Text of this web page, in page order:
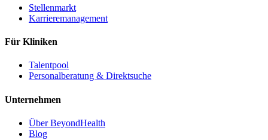
Stellenmarkt
Karrieremanagement
Für Kliniken
Talentpool
Personalberatung & Direktsuche
Unternehmen
Über BeyondHealth
Blog